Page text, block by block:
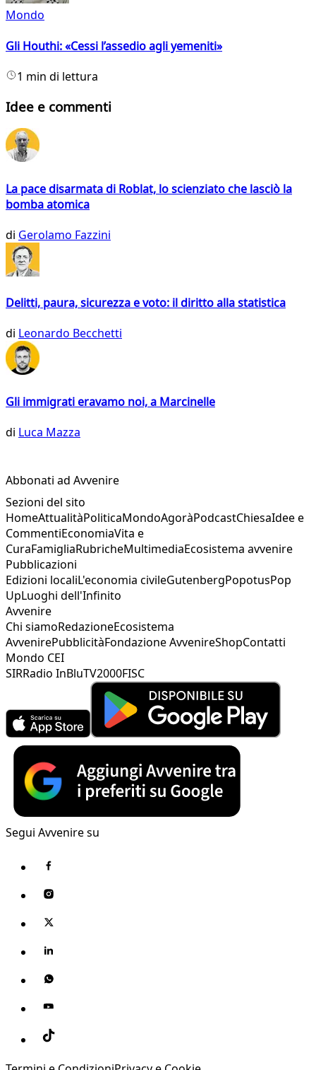
Mondo
Gli Houthi: «Cessi l’assedio agli yemeniti»
1 min di lettura
Idee e commenti
La pace disarmata di Roblat, lo scienziato che lasciò la
bomba atomica
di Gerolamo Fazzini
Delitti, paura, sicurezza e voto: il diritto alla statistica
di Leonardo Becchetti
Gli immigrati eravamo noi, a Marcinelle
di Luca Mazza
Abbonati ad Avvenire
Sezioni del sito
HomeAttualitàPoliticaMondoAgoràPodcastChiesaIdee e
CommentiEconomiaVita e
CuraFamigliaRubricheMultimediaEcosistema avvenire
Pubblicazioni
Edizioni localiL'economia civileGutenbergPopotusPop
UpLuoghi dell'Infinito
Avvenire
Chi siamoRedazioneEcosistema
AvvenirePubblicitàFondazione AvvenireShopContatti
Mondo CEI
SIRRadio InBluTV2000FISC
Segui Avvenire su